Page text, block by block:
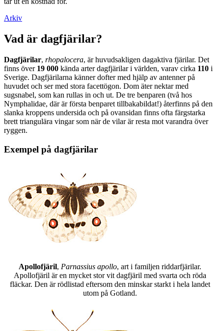
Arkiv
Vad är dagfjärilar?
Dagfjärilar, rhopalocera, är huvudsakligen dagaktiva fjärilar. Det
finns över 19 000 kända arter dagfjärilar i världen, varav cirka 110 i
Sverige. Dagfjärilarna känner dofter med hjälp av antenner på
huvudet och ser med stora facettögon. Dom äter nektar med
sugsnabel, som kan rullas in och ut. De tre benparen (två hos
Nymphalidae, där är första benparet tillbakabildat!) återfinns på den
slanka kroppens undersida och på ovansidan finns ofta färgstarka
brett triangulära vingar som när de vilar är resta mot varandra över
ryggen.
Exempel på dagfjärilar
Apollofjäril, Parnassius apollo, art i familjen riddarfjärilar.
Apollofjäril är en mycket stor vit dagfjäril med svarta och röda
fläckar. Den är rödlistad eftersom den minskar starkt i hela landet
utom på Gotland.